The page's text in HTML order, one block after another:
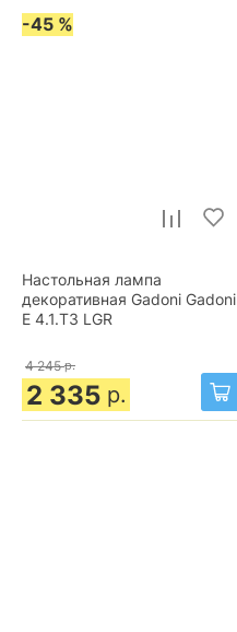
-45 %
Настольная лампа
декоративная Gadoni Gadoni
E 4.1.T3 LGR
4 245 р.
2 335 р.